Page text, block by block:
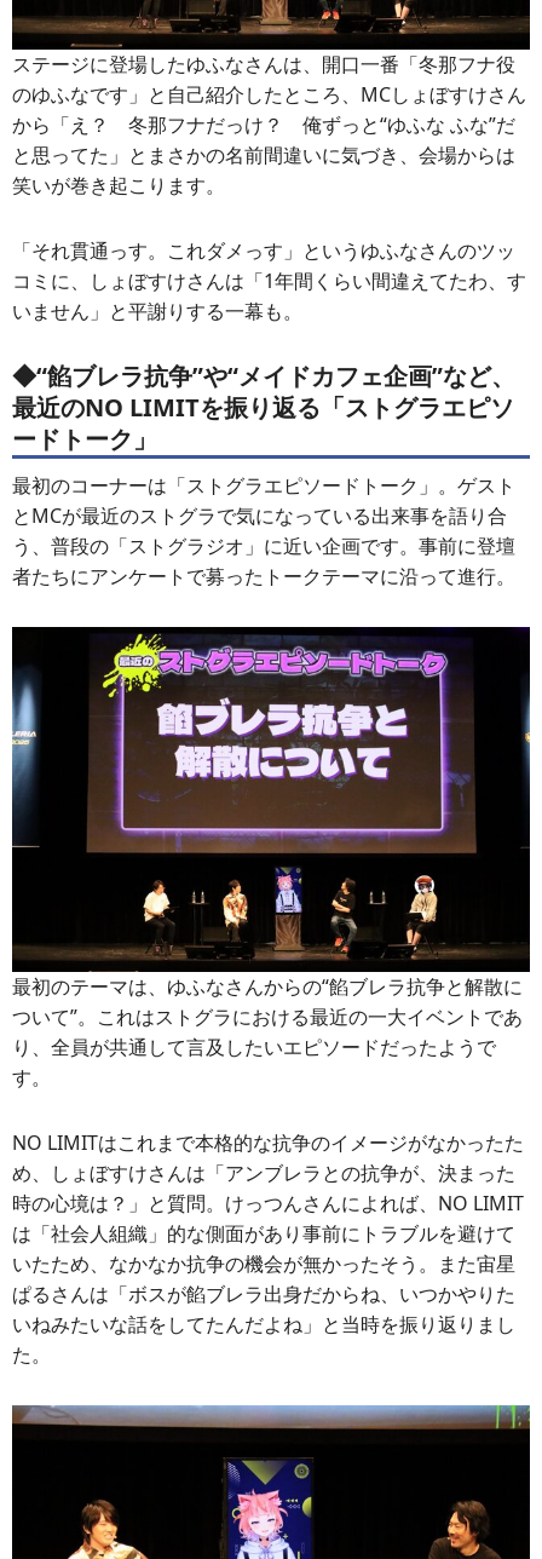
ステージに登場したゆふなさんは、開口一番「冬那フナ役
のゆふなです」と自己紹介したところ、MCしょぼすけさん
から「え？ 冬那フナだっけ？ 俺ずっと“ゆふな ふな”だ
と思ってた」とまさかの名前間違いに気づき、会場からは
笑いが巻き起こります。
「それ貫通っす。これダメっす」というゆふなさんのツッ
コミに、しょぼすけさんは「1年間くらい間違えてたわ、す
いません」と平謝りする一幕も。
◆“餡ブレラ抗争”や“メイドカフェ企画”など、
最近のNO LIMITを振り返る「ストグラエピソ
ードトーク」
最初のコーナーは「ストグラエピソードトーク」。ゲスト
とMCが最近のストグラで気になっている出来事を語り合
う、普段の「ストグラジオ」に近い企画です。事前に登壇
者たちにアンケートで募ったトークテーマに沿って進行。
最初のテーマは、ゆふなさんからの“餡ブレラ抗争と解散に
ついて”。これはストグラにおける最近の一大イベントであ
り、全員が共通して言及したいエピソードだったようで
す。
NO LIMITはこれまで本格的な抗争のイメージがなかったた
め、しょぼすけさんは「アンブレラとの抗争が、決まった
時の心境は？」と質問。けっつんさんによれば、NO LIMIT
は「社会人組織」的な側面があり事前にトラブルを避けて
いたため、なかなか抗争の機会が無かったそう。また宙星
ぱるさんは「ボスが餡ブレラ出身だからね、いつかやりた
いねみたいな話をしてたんだよね」と当時を振り返りまし
た。